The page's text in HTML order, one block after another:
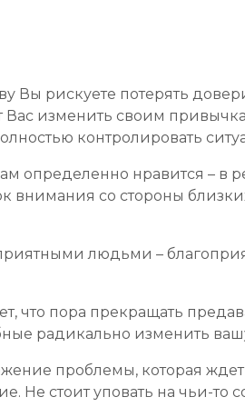
Вы рискуете потерять
Вас изменить своим
контролировать
определенно нравится – в
внимания со стороны
людьми –
что пора прекращать
радикально изменить
проблемы, которая ждет
Не стоит уповать на чьи-то